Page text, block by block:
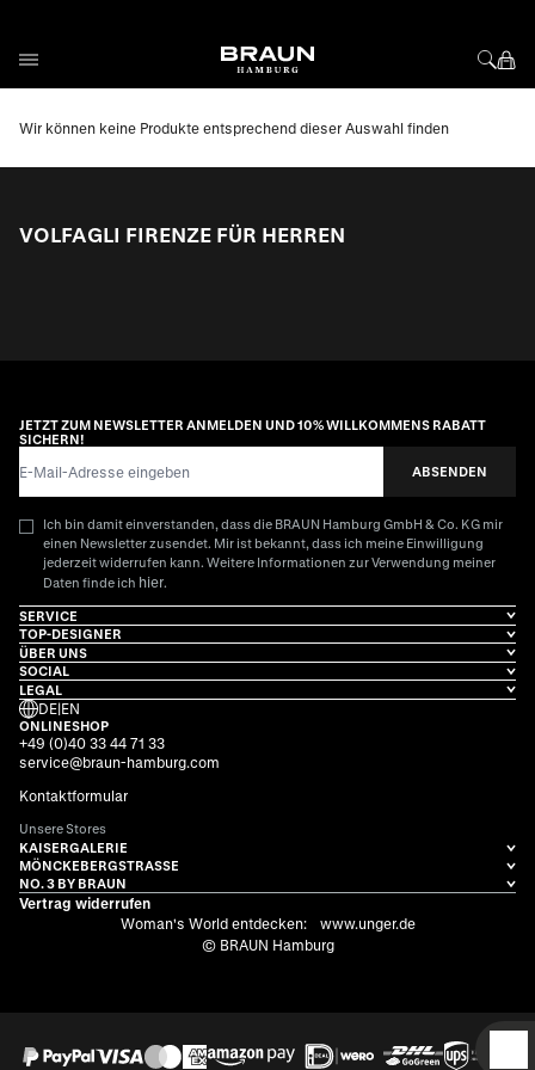
Wir können keine Produkte entsprechend dieser Auswahl finden
VOLFAGLI FIRENZE FÜR HERREN
JETZT ZUM NEWSLETTER ANMELDEN UND 10% WILLKOMMENS RABATT
SICHERN!
ABSENDEN
Ich bin damit einverstanden, dass die BRAUN Hamburg GmbH & Co. KG mir
einen Newsletter zusendet. Mir ist bekannt, dass ich meine Einwilligung
jederzeit widerrufen kann. Weitere Informationen zur Verwendung meiner
Daten finde ich hier.
SERVICE
TOP-DESIGNER
ÜBER UNS
SOCIAL
LEGAL
DE|EN
ONLINESHOP
+49 (0)40 33 44 71 33
service@braun-hamburg.com
Kontaktformular
Unsere Stores
KAISERGALERIE
MÖNCKEBERGSTRASSE
NO. 3 BY BRAUN
Vertrag widerrufen
Woman's World entdecken:
www.unger.de
© BRAUN Hamburg